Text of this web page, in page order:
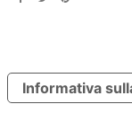
Informativa